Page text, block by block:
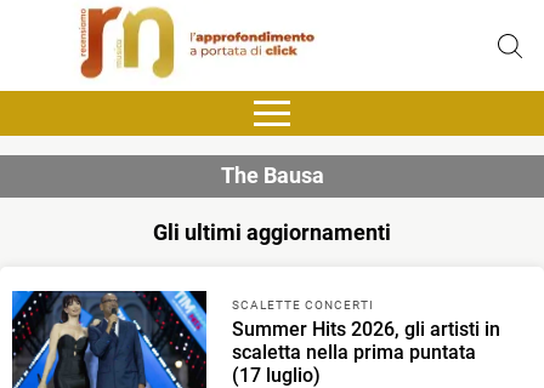
The Bausa
Gli ultimi aggiornamenti
SCALETTE CONCERTI
Summer Hits 2026, gli artisti in
scaletta nella prima puntata
(17 luglio)